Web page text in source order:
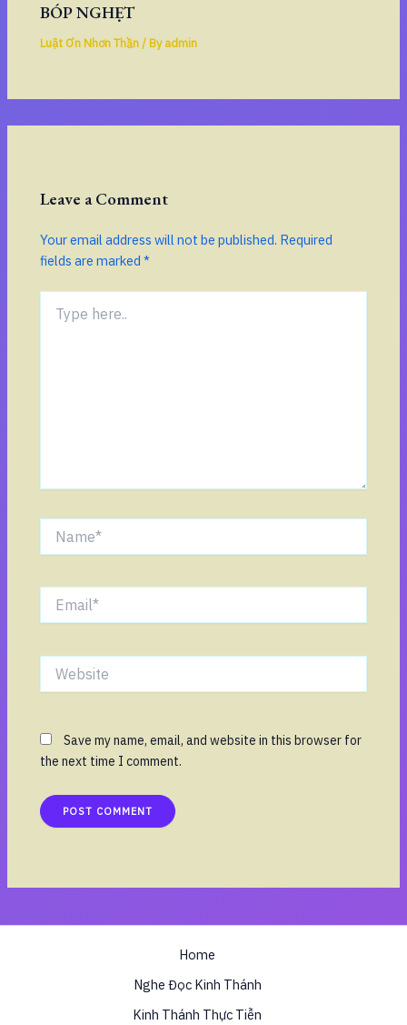
BÓP NGHẸT
Luật Ơn Nhơn Thần/ Byadmin
Leave a Comment
Your email address will not be published. Required
fields are marked*
here..
Website
Save my name, email, and website in this browser for
the next time I comment.
Home
Nghe Đọc Kinh Thánh
Kinh Thánh Thực Tiễn